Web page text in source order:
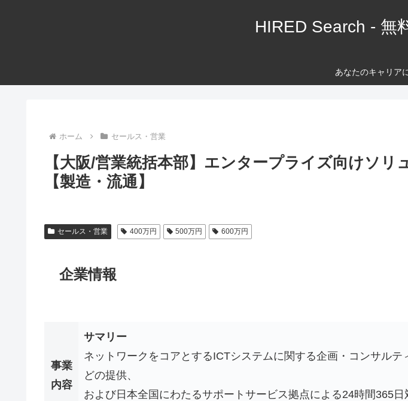
HIRED Search - 無
あなたのキャリア
ホーム セールス・営業
【大阪/営業統括本部】エンタープライズ向けソリ
【製造・流通】
セールス・営業 400万円 500万円 600万円
企業情報
事業
内容
サマリー
ネットワークをコアとするICTシステムに関する企画・コンサルテ
どの提供、
および日本全国にわたるサポートサービス拠点による24時間365